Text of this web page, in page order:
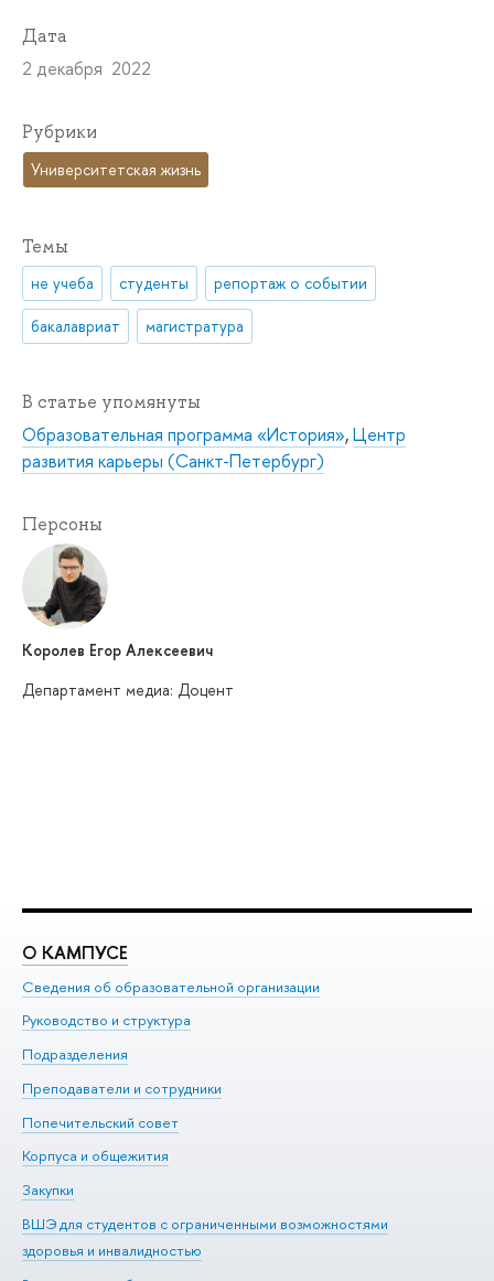
Дата
2 декабря 2022
Рубрики
Университетская жизнь
Темы
не учеба студенты репортаж о событии
бакалавриат магистратура
В статье упомянуты
Образовательная программа «История»,Центр
развития карьеры (Санкт-Петербург)
Персоны
Королев Егор Алексеевич
Департамент медиа: Доцент
О КАМПУСЕ
Сведения об образовательной организации
Руководство и структура
Подразделения
Преподаватели и сотрудники
Попечительский совет
Корпуса и общежития
Закупки
ВШЭ для студентов с ограниченными возможностями
здоровья и инвалидностью